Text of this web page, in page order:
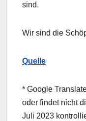
sind.
Wir sind die
Quelle
* Google
oder findet nicht
Juli 2023